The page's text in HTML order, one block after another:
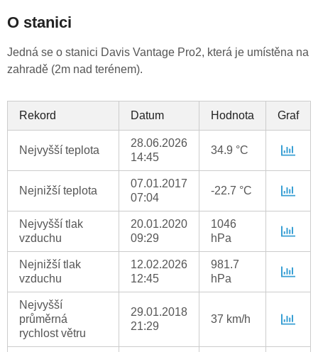
O stanici
Jedná se o stanici Davis Vantage Pro2, která je umístěna na
zahradě (2m nad terénem).
Rekord Datum Hodnota Graf
Nejvyšší teplota
28.06.2026
14:45
34.9 °C
Nejnižší teplota
07.01.2017
07:04
-22.7 °C
Nejvyšší tlak
vzduchu
20.01.2020
09:29
1046
hPa
Nejnižší tlak
vzduchu
12.02.2026
12:45
981.7
hPa
Nejvyšší
průměrná
rychlost větru
29.01.2018
21:29
37 km/h